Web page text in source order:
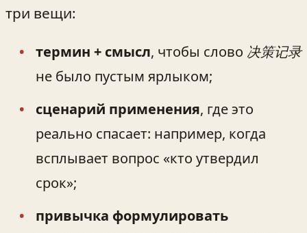
три вещи:
термин + смысл, чтобы слово 决策记录
не было пустым ярлыком;
сценарий применения, где это
реально спасает: например, когда
всплывает вопрос «кто утвердил
срок»;
привычка формулировать